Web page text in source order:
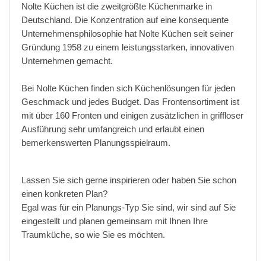
Nolte Küchen ist die zweitgrößte Küchenmarke in
Deutschland. Die Konzentration auf eine konsequente
Unternehmensphilosophie hat Nolte Küchen seit seiner
Gründung 1958 zu einem leistungsstarken, innovativen
Unternehmen gemacht.
Bei Nolte Küchen finden sich Küchenlösungen für jeden
Geschmack und jedes Budget. Das Frontensortiment ist
mit über 160 Fronten und einigen zusätzlichen in griffloser
Ausführung sehr umfangreich und erlaubt einen
bemerkenswerten Planungsspielraum.
Lassen Sie sich gerne inspirieren oder haben Sie schon
einen konkreten Plan?
Egal was für ein Planungs-Typ Sie sind, wir sind auf Sie
eingestellt und planen gemeinsam mit Ihnen Ihre
Traumküche, so wie Sie es möchten.